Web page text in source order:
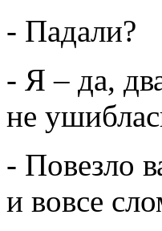
- Падали?
- Я – да,
не
- Повезло
и вовсе